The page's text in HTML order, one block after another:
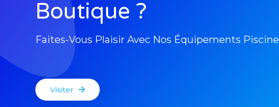
Boutique ?
Faites-Vous Plaisir Avec Nos Équipements Piscine
Visiter